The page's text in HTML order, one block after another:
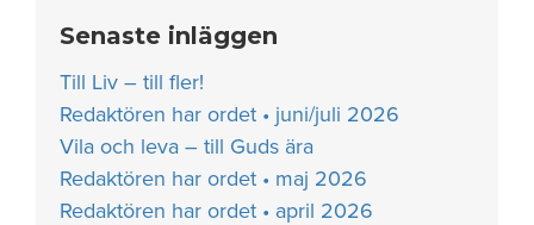
Senaste inläggen
Till Liv – till fler!
Redaktören har ordet • juni/juli 2026
Vila och leva – till Guds ära
Redaktören har ordet • maj 2026
Redaktören har ordet • april 2026